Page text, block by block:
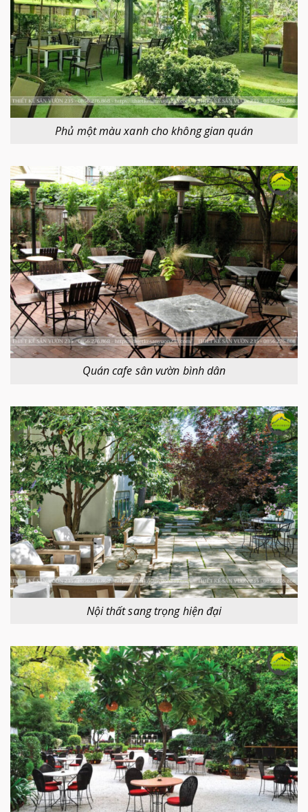
Phủ một màu xanh cho không gian quán
Quán cafe sân vườn bình dân
Nội thất sang trọng hiện đại